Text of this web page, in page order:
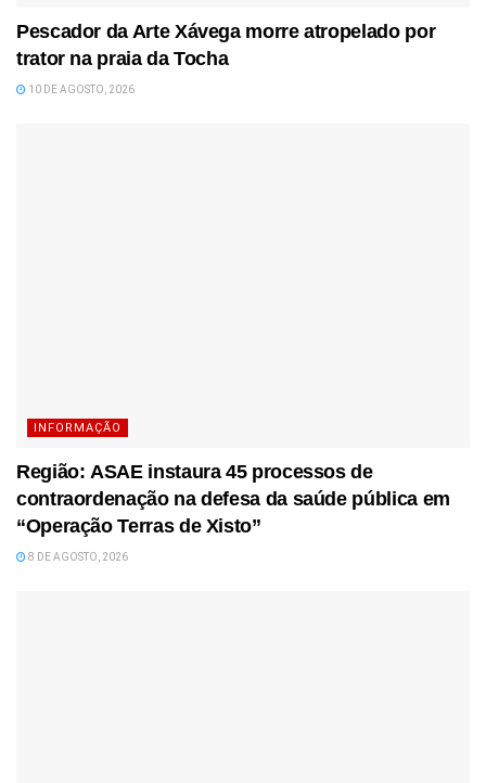
Pescador da Arte Xávega morre atropelado por
trator na praia da Tocha
10 DE AGOSTO, 2026
INFORMAÇÃO
Região: ASAE instaura 45 processos de
contraordenação na defesa da saúde pública em
“Operação Terras de Xisto”
8 DE AGOSTO, 2026